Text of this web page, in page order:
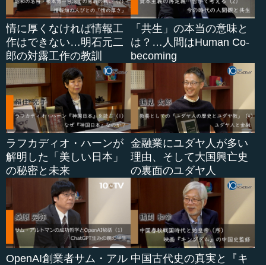
１０世紀に『日本三大実録』が編纂された後、天皇の権
威と朝廷の権力が衰退したこともあって、天皇を中心とし
た実録の編纂と記述は、およそ１０００年間絶えることに
なりました。その後...
情に厚くなければ情報工
作はできない…明石元二
郎の対露工作の教訓
「共生」の本当の意味と
は？…人間はHuman Co-
becoming
ラフカディオ・ハーンが
解明した「美しい日本」
の秘密と未来
金融業にユダヤ人が多い
理由、そして大国興亡史
の裏面のユダヤ人
OpenAI創業者サム・アル 中国古代史の真実と『キ